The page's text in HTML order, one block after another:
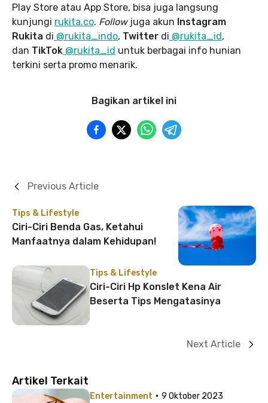
Play Store atau App Store, bisa juga langsung
kunjungi rukita.co. Followjuga akun Instagram
Rukita di @rukita_indo, Twitter di @rukita_id ,
dan TikTok @rukita_id untuk berbagai info hunian
terkini serta promo menarik.
Bagikan artikel ini
Tips & Lifestyle
Ciri-Ciri Benda Gas, Ketahui
Manfaatnya dalam Kehidupan!
Previous Article
Tips & Lifestyle
Ciri-Ciri Hp Konslet Kena Air
Beserta Tips Mengatasinya
Next Article
Artikel Terkait
Entertainment · 9 Oktober 2023